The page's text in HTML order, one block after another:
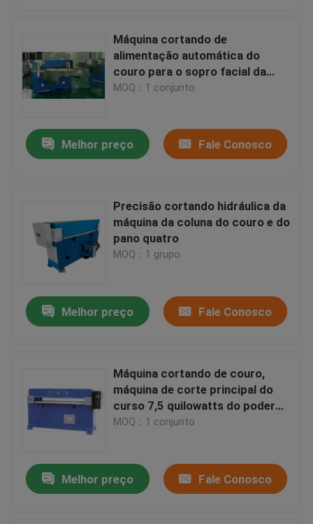
Máquina cortando de
alimentação automática do
couro para o sopro facial da
máscara/pó
MOQ：1 conjunto
Melhor preço Fale Conosco
Precisão cortando hidráulica da
máquina da coluna do couro e do
pano quatro
MOQ：1 grupo
Melhor preço Fale Conosco
Máquina cortando de couro,
máquina de corte principal do
curso 7,5 quilowatts do poder
do motor
MOQ：1 conjunto
Melhor preço Fale Conosco